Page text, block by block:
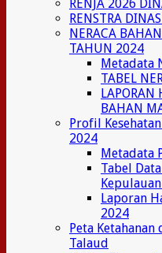
RENJA 2026
RENSTRA
NERACA
TAHUN 2024
Metadata
TABEL
LAPORAN
BAHAN
Profil
2024
Metadata
Tabel
Laporan
2024
Peta Ketahanan
Talaud